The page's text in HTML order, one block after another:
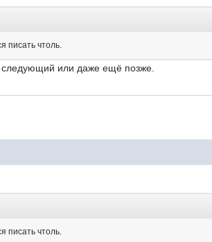
писать чтоль.
следующий или даже ещё позже.
писать чтоль.